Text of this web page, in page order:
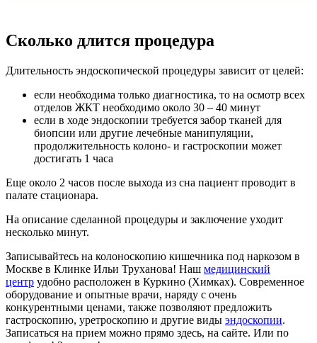
Сколько длится процедура
Длительность эндоскопической процедуры зависит от целей:
если необходима только диагностика, то на осмотр всех
отделов ЖКТ необходимо около 30 – 40 минут
если в ходе эндоскопии требуется забор тканей для
биопсии или другие лечебные манипуляции,
продолжительность колоно- и гастроскопии может
достигать 1 часа
Еще около 2 часов после выхода из сна пациент проводит в
палате стационара.
На описание сделанной процедуры и заключение уходит
несколько минут.
Записывайтесь на колоноскопию кишечника под наркозом в
Москве в Клинке Ильи Труханова! Наш медицинский
центр удобно расположен в Куркино (Химках). Современное
оборудование и опытные врачи, наряду с очень
конкурентными ценами, также позволяют предложить
гастроскопию, уретроскопию и другие виды эндоскопии.
Записаться на прием можно прямо здесь, на сайте. Или по